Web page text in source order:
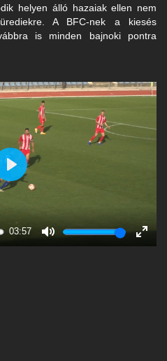
helyen álló hazaiak ellen nem
A BFC-nek a kiesés
is minden bajnoki pontra
03:57
Mute
Enter
Play